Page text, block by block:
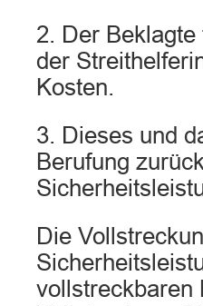
2. Der
der
Kosten.
3. Dieses und
Berufung
Die
vollstreckbaren